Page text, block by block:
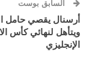
السابق بوست
أرسنال يقصي حامل
ويتأهل لنهائي كأس
الإنجليزي